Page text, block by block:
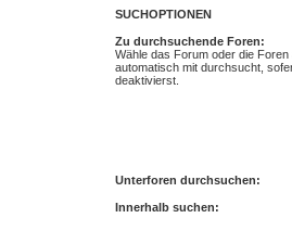
SUCHOPTIONEN
Zu durchsuchende Foren:
Wähle das Forum oder die
automatisch mit durchsucht,
deaktivierst.
Unterforen durchsuchen:
Innerhalb suchen: